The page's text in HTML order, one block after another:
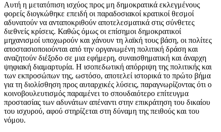
Αυτή η μετατόπιση ισχύος προς μη δημοκρατικά εκλεγμένους
φορείς διογκώθηκε επειδή οι παραδοσιακοί κρατικοί θεσμοί
αδυνατούν να ανταποκριθούν αποτελεσματικά στις σύνθετες
διεθνείς κρίσεις. Καθώς όμως οι επίσημοι δημοκρατικοί
μηχανισμοί υποχωρούν και χάνουν τη λαϊκή τους βάση, οι πολίτες
αποστασιοποιούνται από την οργανωμένη πολιτική δράση και
αναζητούν διέξοδο σε μια εφήμερη, συναισθηματική και άναρχη
ψηφιακή διαμαρτυρία. Η ισοπεδωτική απόρριψη της πολιτικής και
των εκπροσώπων της, ωστόσο, αποτελεί ιστορικά το πρώτο βήμα
για τη διολίσθηση προς αυταρχικές λύσεις, παραγνωρίζοντας ότι ο
κοινοβουλευτισμός παραμένει το σπουδαιότερο επίτευγμα
προστασίας των αδυνάτων απέναντι στην επικράτηση του δικαίου
του ισχυρού, αφού στηρίζεται στη δύναμη της πειθούς και του
νόμου.